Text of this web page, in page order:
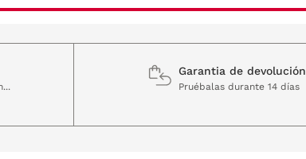
Garantia de devolución
Pruébalas durante 14 días